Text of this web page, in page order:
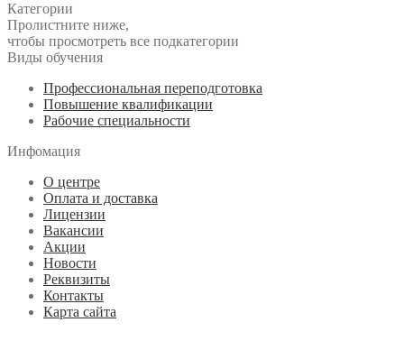
Категории
Пролистните ниже,
чтобы просмотреть все подкатегории
Виды обучения
Профессиональная переподготовка
Повышение квалификации
Рабочие специальности
Инфомация
О центре
Оплата и доставка
Лицензии
Вакансии
Акции
Новости
Реквизиты
Контакты
Карта сайта